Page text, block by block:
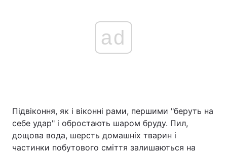
ad
Підвіконня, як і віконні рами, першими "беруть на
себе удар" і обростають шаром бруду. Пил,
дощова вода, шерсть домашніх тварин і
частинки побутового сміття залишаються на